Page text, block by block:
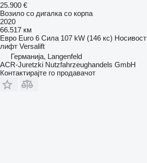
25.900 €
Возило со дигалка со корпа
2020
66.517 км
Евро Euro 6 Сила 107 kW (146 кс) Носивост
лифт Versalift
Германија, Langenfeld
ACR-Juretzki Nutzfahrzeughandels GmbH
Контактирајте го продавачот